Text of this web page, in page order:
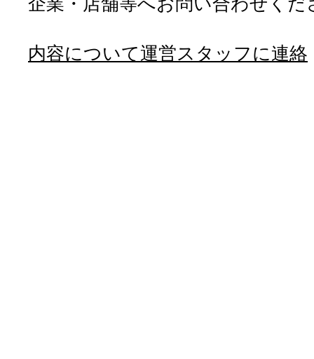
内容について運営スタッフに連絡